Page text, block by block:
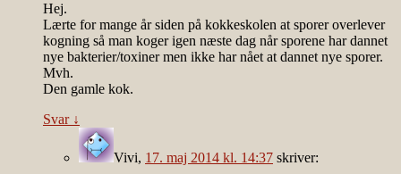
Hej.
Lærte for mange år siden på kokkeskolen at sporer overlever
kogning så man koger igen næste dag når sporene har dannet
nye bakterier/toxiner men ikke har nået at dannet nye sporer.
Mvh.
Den gamle kok.
Svar ↓
Vivi, 17. maj 2014 kl. 14:37 skriver: